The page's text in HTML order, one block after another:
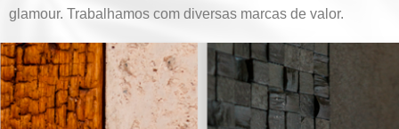
glamour. Trabalhamos com diversas marcas de valor.